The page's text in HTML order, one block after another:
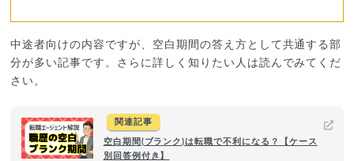
中途者向けの内容ですが、空白期間の答え方として共通する部
分が多い記事です。さらに詳しく知りたい人は読んでみてくだ
さい。
関連記事
空白期間(ブランク)は転職で不利になる？【ケース
別回答例付き】